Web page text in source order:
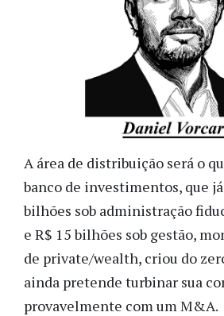
A área de distribuição será o
banco de investimentos, que
bilhões sob administração
e R$ 15 bilhões sob gestão,
de private/wealth, criou do
ainda pretende turbinar sua
provavelmente com um M&A.